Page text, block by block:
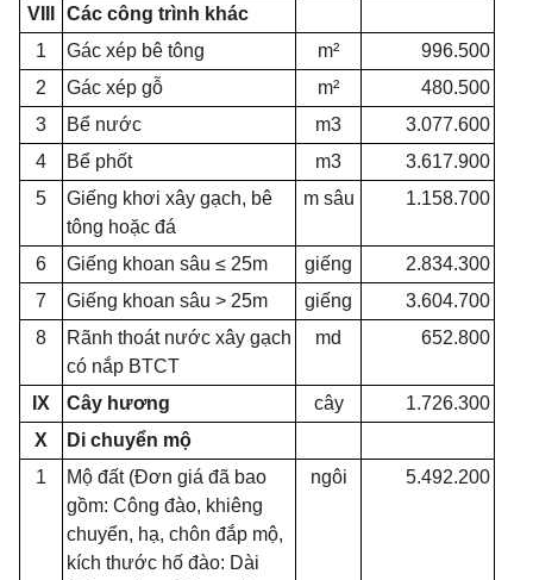
VIII
Các công trình khác
1
Gác xép bê tông m²
996.500
2
Gác xép gỗ m²
480.500
3
Bể nước m3
3.077.600
4
Bể phốt m3
3.617.900
5
Giếng khơi xây gạch, bê
tông hoặc đá
m sâu 1.158.700
6 Giếng khoan sâu ≤ 25m giếng
2.834.300
7
Giếng khoan sâu > 25m giếng
3.604.700
8
Rãnh thoát nước xây gạch
có nắp BTCT
md 652.800
IX Cây hương cây
1.726.300
X
Di chuyển mộ
1
Mộ đất (Đơn giá đã bao
gồm: Công đào, khiêng
chuyển, hạ, chôn đắp mộ,
kích thước hố đào: Dài
ngôi 5.492.200